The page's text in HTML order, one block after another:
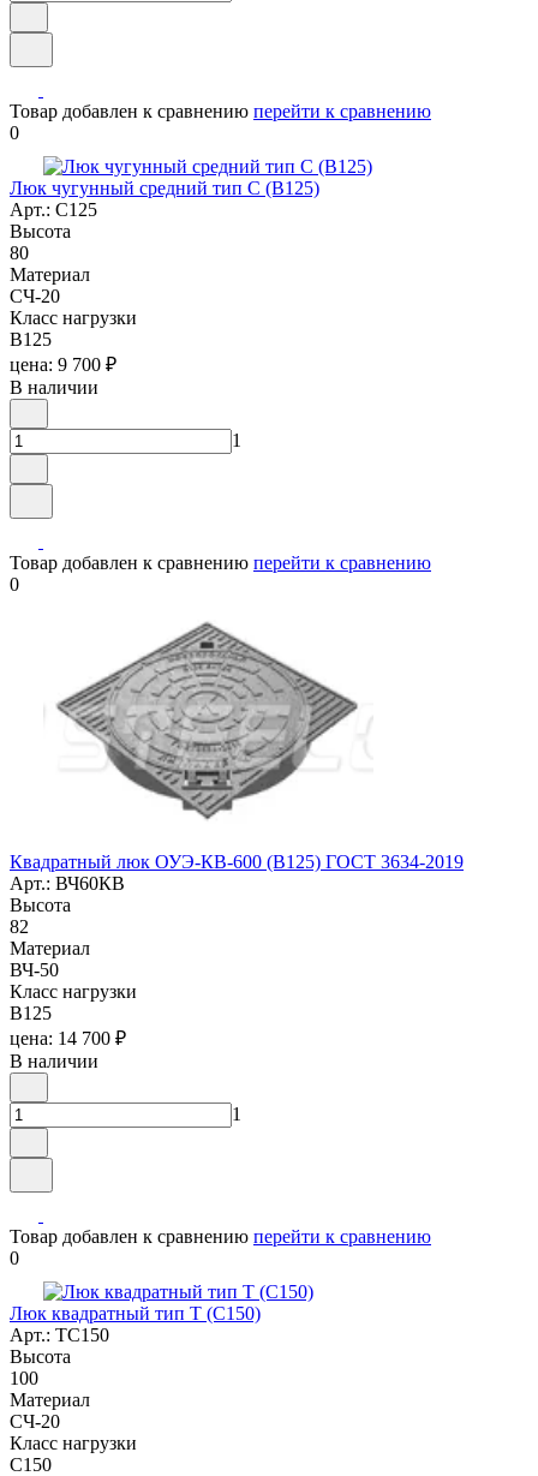
Товар добавлен к сравнению перейти к сравнению
0
Люк чугунный средний тип С (B125)
Арт.: C125
Высота
80
Материал
СЧ-20
Класс нагрузки
B125
цена: 9 700 ₽
В наличии
1
Товар добавлен к сравнению перейти к сравнению
0
Квадратный люк ОУЭ-КВ-600 (В125) ГОСТ 3634-2019
Арт.: ВЧ60КВ
Высота
82
Материал
ВЧ-50
Класс нагрузки
B125
цена: 14 700 ₽
В наличии
1
Товар добавлен к сравнению перейти к сравнению
0
Люк квадратный тип Т (С150)
Арт.: ТС150
Высота
100
Материал
СЧ-20
Класс нагрузки
C150